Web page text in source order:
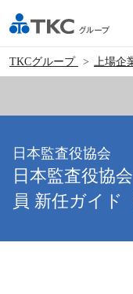
TKCグループ 上場企
日本監査役協会
日本監査役協
員 新任ガイド